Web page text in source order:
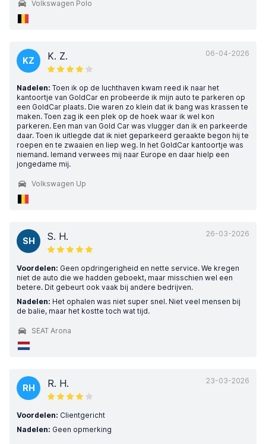
Volkswagen Polo
06-04-2026
KZ K. Z.
Nadelen: Toen ik op de luchthaven kwam reed ik naar het
kantoortje van GoldCar en probeerde ik mijn auto te parkeren op
een GoldCar plaats. Die waren zo klein dat ik bang was krassen te
maken. Toen zag ik een plek op de hoek waar ik wel kon
parkeren. Een man van Gold Car was vlugger dan ik en parkeerde
daar. Toen ik uitlegde dat ik niet geparkeerd geraakte begon hij te
roepen en te zwaaien en liep weg. In het GoldCar kantoortje was
niemand. Iemand verwees mij naar Europe en daar hielp een
jongedame mij.
Volkswagen Up
26-03-2026
SH S. H.
Voordelen: Geen opdringerigheid en nette service. We kregen
niet de auto die we hadden geboekt, maar misschien wel een
betere. Dit gebeurt ook vaak bij andere bedrijven.
Nadelen: Het ophalen was niet super snel. Niet veel mensen bij
de balie, maar het kostte toch wat tijd.
SEAT Arona
23-03-2026
RH R. H.
Voordelen: Clientgericht
Nadelen: Geen opmerking